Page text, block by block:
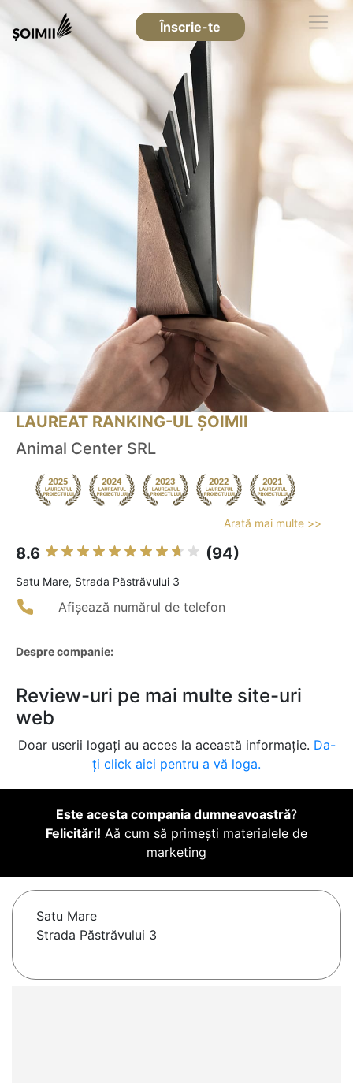
Înscrie-te
LAUREAT RANKING-UL ȘOIMII
Animal Center SRL
Arată mai multe >>
8.6 (94)
Satu Mare, Strada Păstrăvului 3
Afișează numărul de telefon
Despre companie:
Review-uri pe mai multe site-uri
web
Doar userii logați au acces la această informație. Da-
ți click aici pentru a vă loga.
Este acesta compania dumneavoastră?
Felicitări! Aă cum să primești materialele de
marketing
Satu Mare
Strada Păstrăvului 3